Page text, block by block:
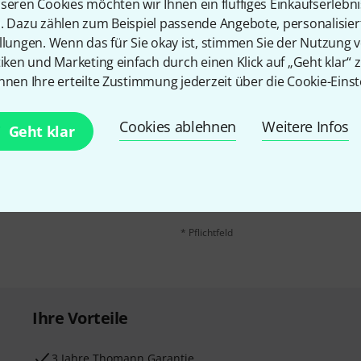
Cookies möchten wir Ihnen ein fluffiges
Dazu zählen zum Beispiel passende Angebote,
Wenn das für Sie okay ist, stimmen Sie der Nutzung
und Marketing einfach durch einen Klick auf „Geht klar“
Ihre erteilte Zustimmung jederzeit über die Cookie-
Geht klar Cookies ablehnen Weitere Infos
mit etwas Glück
E-Mail-Adresse*
* Pflichtfeld
Ihre Vorteile